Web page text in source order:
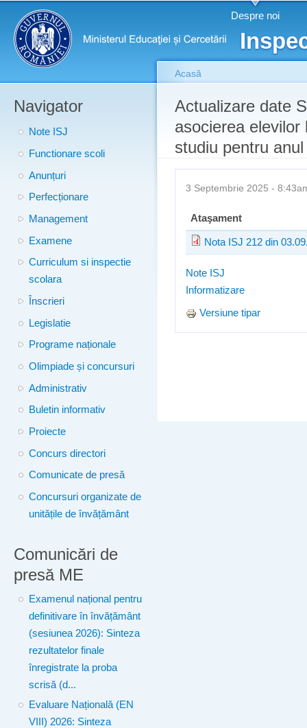
Meniu principal Despre noi
Navigator
Note ISJ
Functionare scoli
Anunțuri
Perfecționare
Management
Examene
Curriculum si inspectie
scolara
Înscrieri
Legislatie
Programe naționale
Olimpiade și concursuri
Administrativ
Buletin informativ
Proiecte
Concurs directori
Comunicate de presă
Concursuri organizate de
unitățile de învățământ
Comunicări de
presă ME
Examenul național pentru
definitivare în învățământ
(sesiunea 2026): Sinteza
rezultatelor finale
înregistrate la proba
scrisă (d...
Evaluare Națională (EN
VIII) 2026: Sinteza
Eşti aici
Acasă
Actualizare date
asocierea elevilor
studiu pentru
3 Septembrie 2025 -
Ataşament
Nota ISJ 212 din
Note ISJ
Informatizare
Versiune tipar